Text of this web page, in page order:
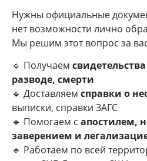
Нужны официальные
нет возможности лично
Мы решим этот вопрос за
🔹 Получаем
разводе, смерти
🔹 Доставляем справки о
выписки, справки ЗАГС
🔹 Помогаем с апостилем,
заверением и
🔹 Работаем по всей